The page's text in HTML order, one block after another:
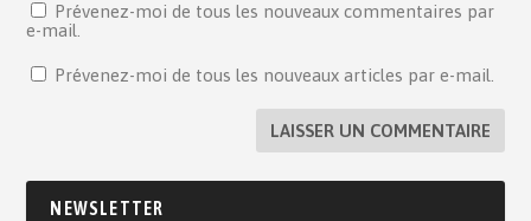
Prévenez-moi de tous les nouveaux commentaires par
e-mail.
Prévenez-moi de tous les nouveaux articles par e-mail.
NEWSLETTER